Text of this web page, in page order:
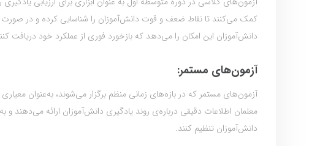
کمک می‌کنند تا نقاط ضعف و قوت دانش‌آموزان را شناسایی کرده و در
دانش‌آموزان این امکان را می‌دهد که بازخورد فوری از عملکرد خود دریافت
آزمون‌های مستمر:
آزمون‌های مستمر که در بازه‌های زمانی منظم برگزار می‌شوند، به‌عنوان
معلمان اطلاعات دقیقی درباره‌ی روند یادگیری دانش‌آموزان ارائه می‌دهند
دانش‌آموزان تنظیم کنند.